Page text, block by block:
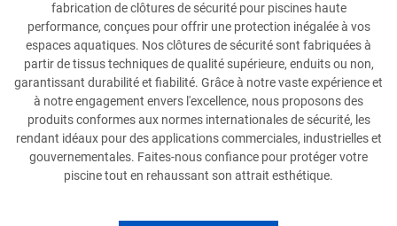
fabrication de clôtures de sécurité pour piscines haute
performance, conçues pour offrir une protection inégalée à vos
espaces aquatiques. Nos clôtures de sécurité sont fabriquées à
partir de tissus techniques de qualité supérieure, enduits ou non,
garantissant durabilité et fiabilité. Grâce à notre vaste expérience et
à notre engagement envers l'excellence, nous proposons des
produits conformes aux normes internationales de sécurité, les
rendant idéaux pour des applications commerciales, industrielles et
gouvernementales. Faites-nous confiance pour protéger votre
piscine tout en rehaussant son attrait esthétique.